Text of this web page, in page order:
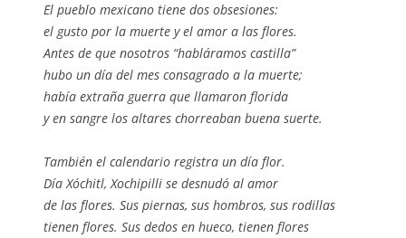
El pueblo mexicano tiene dos obsesiones:
el gusto por la muerte y el amor a las flores.
Antes de que nosotros “habláramos castilla”
hubo un día del mes consagrado a la muerte;
había extraña guerra que llamaron florida
y en sangre los altares chorreaban buena suerte.
También el calendario registra un día flor.
Día Xóchitl, Xochipilli se desnudó al amor
de las flores. Sus piernas, sus hombros, sus rodillas
tienen flores. Sus dedos en hueco, tienen flores